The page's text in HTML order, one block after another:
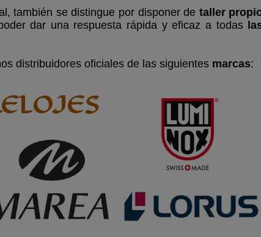
también se distingue por disponer de taller
dar una respuesta rápida y eficaz a todas
distribuidores oficiales de las siguientes marcas: